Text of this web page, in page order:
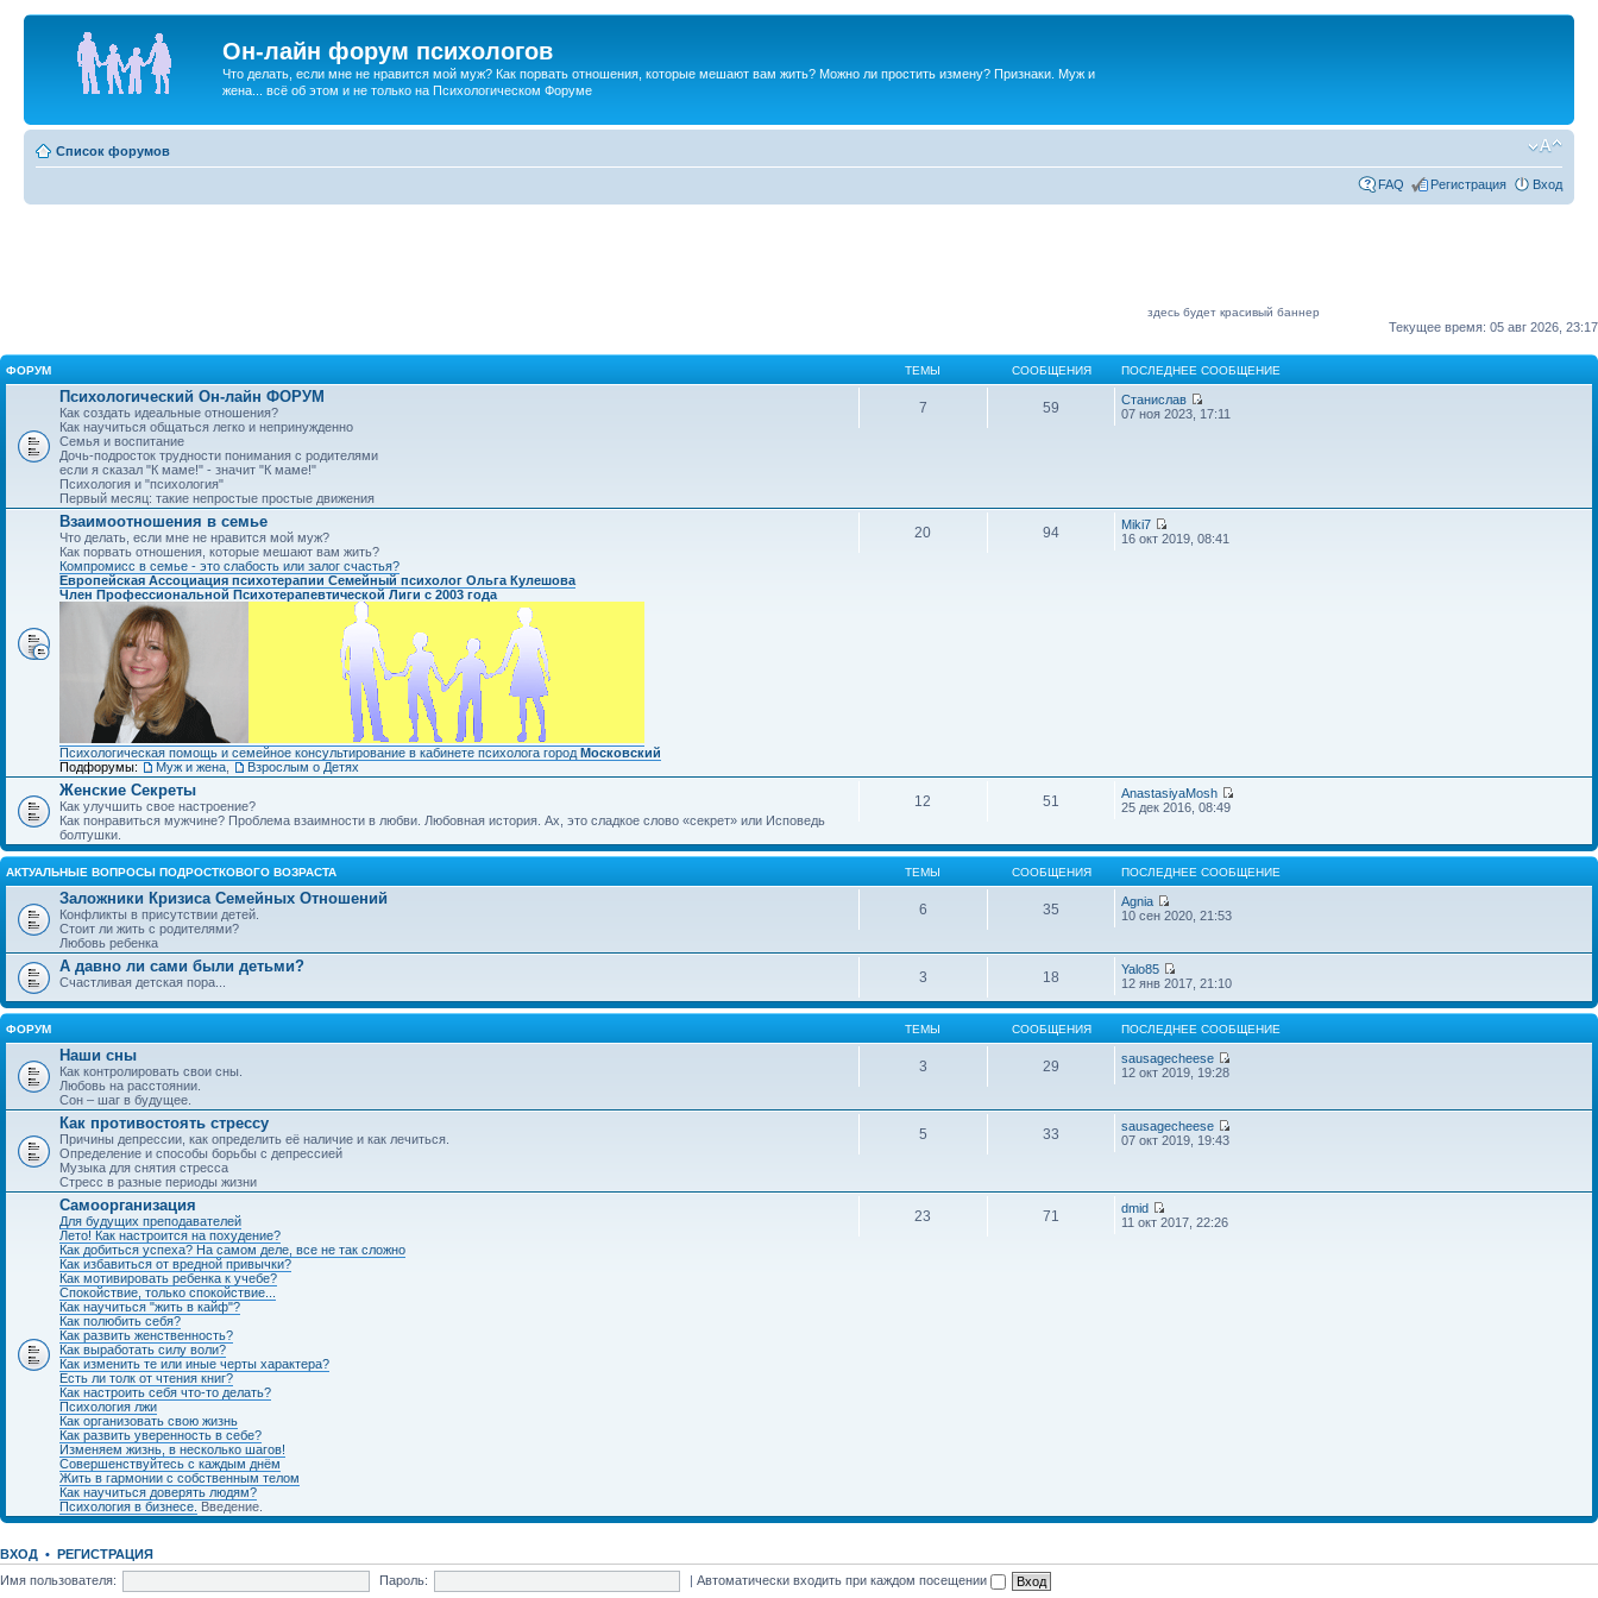
Он-лайн форум психологов
Что делать, если мне не нравится мой муж? Как порвать отношения, которые мешают вам жить? Можно ли простить измену? Признаки. Муж и
жена... всё об этом и не только на Психологическом Форуме
Список форумов
FAQ Регистрация Вход
здесь будет красивый баннер
Текущее время: 05 авг 2026, 23:17
ФОРУМ ТЕМЫ СООБЩЕНИЯ ПОСЛЕДНЕЕ СООБЩЕНИЕ
Психологический Он-лайн ФОРУМ
Как создать идеальные отношения?
Как научиться общаться легко и непринужденно
Семья и воспитание
Дочь-подросток трудности понимания с родителями
если я сказал "К маме!" - значит "К маме!"
Психология и "психология"
Первый месяц: такие непростые простые движения
7 59
Станислав
07 ноя 2023, 17:11
Взаимоотношения в семье
Что делать, если мне не нравится мой муж?
Как порвать отношения, которые мешают вам жить?
Компромисс в семье - это слабость или залог счастья?
Европейская Ассоциация психотерапии Семейный психолог Ольга Кулешова
Член Профессиональной Психотерапевтической Лиги с 2003 года
Психологическая помощь и семейное консультирование в кабинете психолога город Московский
Подфорумы:
Муж и жена Взрослым о Детях
20 94
Miki7
16 окт 2019, 08:41
Женские Секреты
Как улучшить свое настроение?
Как понравиться мужчине? Проблема взаимности в любви. Любовная история. Ах, это сладкое слово «секрет» или Исповедь
болтушки.
12 51
AnastasiyaMosh
25 дек 2016, 08:49
АКТУАЛЬНЫЕ ВОПРОСЫ ПОДРОСТКОВОГО ВОЗРАСТА ТЕМЫ СООБЩЕНИЯ ПОСЛЕДНЕЕ СООБЩЕНИЕ
Заложники Кризиса Семейных Отношений
Конфликты в присутствии детей.
Стоит ли жить с родителями?
Любовь ребенка
6 35
Agnia
10 сен 2020, 21:53
А давно ли сами были детьми?
Счастливая детская пора... 3 18
Yalo85
12 янв 2017, 21:10
ФОРУМ ТЕМЫ СООБЩЕНИЯ ПОСЛЕДНЕЕ СООБЩЕНИЕ
Наши сны
Как контролировать свои сны.
Любовь на расстоянии.
Сон – шаг в будущее.
3 29
sausagecheese
12 окт 2019, 19:28
Как противостоять стрессу
Причины депрессии, как определить её наличие и как лечиться.
Определение и способы борьбы с депрессией
Музыка для снятия стресса
Стресс в разные периоды жизни
5 33
sausagecheese
07 окт 2019, 19:43
Самоорганизация
Для будущих преподавателей
Лето! Как настроится на похудение?
Как добиться успеха? На самом деле, все не так сложно
Как избавиться от вредной привычки?
Как мотивировать ребенка к учебе?
Спокойствие, только спокойствие...
Как научиться "жить в кайф"?
Как полюбить себя?
Как развить женственность?
Как выработать силу воли?
Как изменить те или иные черты характера?
Есть ли толк от чтения книг?
Как настроить себя что-то делать?
Психология лжи
Как организовать свою жизнь
Как развить уверенность в себе?
Изменяем жизнь, в несколько шагов!
Совершенствуйтесь с каждым днём
Жить в гармонии с собственным телом
Как научиться доверять людям?
Психология в бизнесе. Введение.
23 71
dmid
11 окт 2017, 22:26
ВХОД • РЕГИСТРАЦИЯ
Имя пользователя:
Пароль: |Автоматически входить при каждом посещении